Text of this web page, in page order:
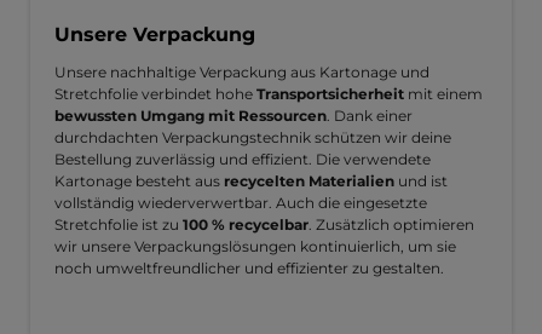
Unsere Verpackung
Unsere nachhaltige Verpackung aus Kartonage und
Stretchfolie verbindet hohe Transportsicherheit mit einem
bewussten Umgang mit Ressourcen . Dank einer
durchdachten Verpackungstechnik schützen wir deine
Bestellung zuverlässig und effizient. Die verwendete
Kartonage besteht aus recycelten Materialien und ist
vollständig wiederverwertbar. Auch die eingesetzte
Stretchfolie ist zu 100 % recycelbar . Zusätzlich optimieren
wir unsere Verpackungslösungen kontinuierlich, um sie
noch umweltfreundlicher und effizienter zu gestalten.